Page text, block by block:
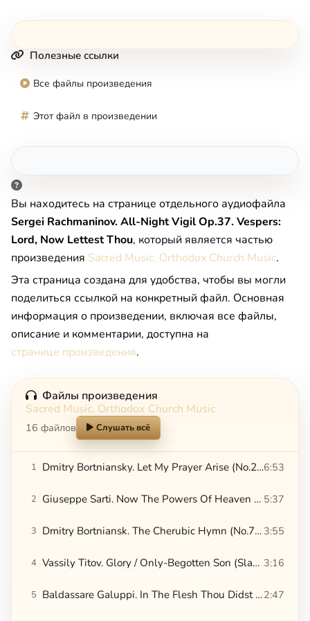
Полезные ссылки
Все файлы произведения
Этот файл в произведении
Вы находитесь на странице отдельного аудиофайла
Sergei Rachmaninov. All-Night Vigil Op.37. Vespers:
Lord, Now Lettest Thou, который является частью
произведения Sacred Music. Orthodox Church Music.
Эта страница создана для удобства, чтобы вы могли
поделиться ссылкой на конкретный файл. Основная
информация о произведении, включая все файлы,
описание и комментарии, доступна на
странице произведения.
Файлы произведения
Sacred Music. Orthodox Church Music
16 файлов Слушать всё
1 Dmitry Bortniansky. Let My Prayer Arise (No.2) (Da Ispravitsia Molitva Moia)6:53
2 Giuseppe Sarti. Now The Powers Of Heaven (Nyne Sily Nebesnyia) 5:37
3 Dmitry Bortniansk. The Cherubic Hymn (No.7) (Kheruvimskaia Pesn) 3:55
4 Vassily Titov. Glory / Only-Begotten Son (Slava / Yedinorodnyi Syne) 3:16
5 Baldassare Galuppi. In The Flesh Thou Didst Fall Asleep (Plotiyu Usnuv)2:47